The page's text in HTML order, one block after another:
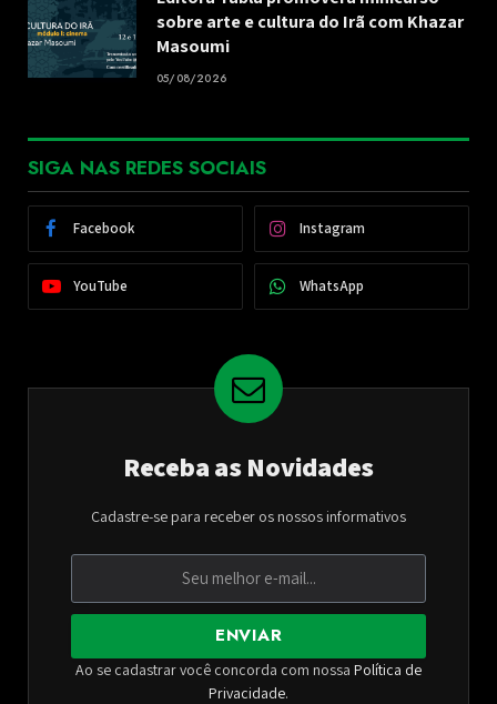
sobre arte e cultura do Irã com Khazar
Masoumi
05/08/2026
SIGA NAS REDES SOCIAIS
Facebook Instagram
YouTube WhatsApp
Receba as Novidades
Cadastre-se para receber os nossos informativos
ENVIAR
Ao se cadastrar você concorda com nossa Política de
Privacidade.